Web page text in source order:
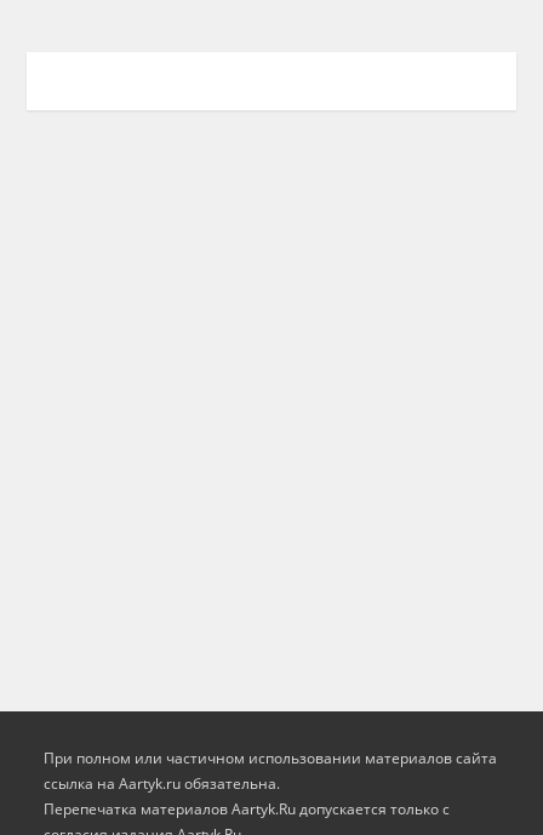
При полном или частичном использовании материалов сайта
ссылка на Aartyk.ru oбязательна.
Перепечатка материалов Aartyk.Ru допускается только с